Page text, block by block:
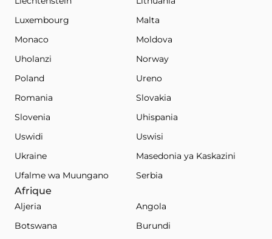
Luxembourg
Malta
Monaco
Moldova
Uholanzi
Norway
Poland
Ureno
Romania
Slovakia
Slovenia
Uhispania
Uswidi
Uswisi
Ukraine
Masedonia ya Kaskazini
Ufalme wa Muungano
Serbia
Afrique
Aljeria
Angola
Botswana
Burundi